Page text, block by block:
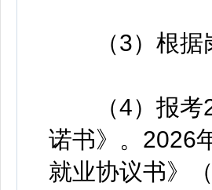
（3）根据岗
（4）报考
诺书》。2026
就业协议书》